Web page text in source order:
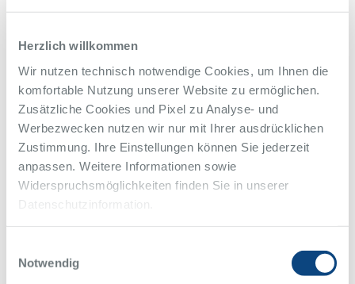
Herzlich willkommen
Wir nutzen technisch notwendige Cookies, um Ihnen die
komfortable Nutzung unserer Website zu ermöglichen.
Zusätzliche Cookies und Pixel zu Analyse- und
Werbezwecken nutzen wir nur mit Ihrer ausdrücklichen
Zustimmung. Ihre Einstellungen können Sie jederzeit
anpassen. Weitere Informationen sowie
Widerspruchsmöglichkeiten finden Sie in unserer
Datenschutzinformation.
Notwendig
Die Veranstaltung ist kostenfrei. Eine Anmeldung ist nicht
erforderlich.
Kontakt
Abteilung für Elektrophysiologie
Sekretariat
Telefon0201 434-4550
Telefax
0201 434-4559
rhythmologie@krupp-krankenhaus.de
Eine Anmeldung ist nicht erforderlich.